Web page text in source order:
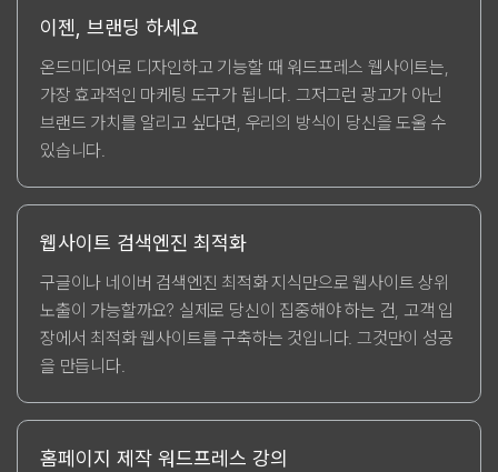
이젠, 브랜딩 하세요
온드미디어로 디자인하고 기능할 때 워드프레스 웹사이트는,
가장 효과적인 마케팅 도구가 됩니다. 그저그런 광고가 아닌
브랜드 가치를 알리고 싶다면, 우리의 방식이 당신을 도울 수
있습니다.
웹사이트 검색엔진 최적화
구글이나 네이버 검색엔진 최적화 지식만으로 웹사이트 상위
노출이 가능할까요? 실제로 당신이 집중해야 하는 건, 고객 입
장에서 최적화 웹사이트를 구축하는 것입니다. 그것만이 성공
을 만듭니다.
홈페이지 제작 워드프레스 강의